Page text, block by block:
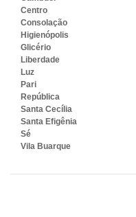
Centro
Consolação
Higienópolis
Glicério
Liberdade
Luz
Pari
República
Santa Cecília
Santa Efigênia
Sé
Vila Buarque